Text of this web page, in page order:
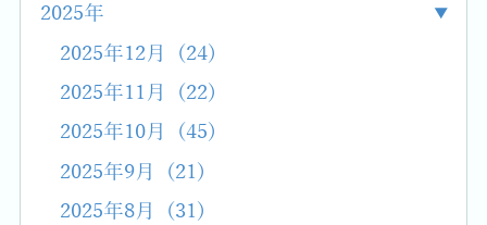
2025年
2025年12月 (24)
2025年11月 (22)
2025年10月 (45)
2025年9月 (21)
2025年8月 (31)